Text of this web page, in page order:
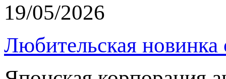
19/05/2026
Любительская новинка